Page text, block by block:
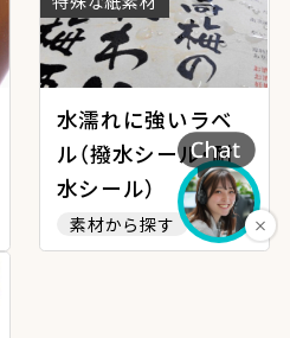
水濡れに強いラベ
ル（撥水シール・耐
水シール）
素材から探す